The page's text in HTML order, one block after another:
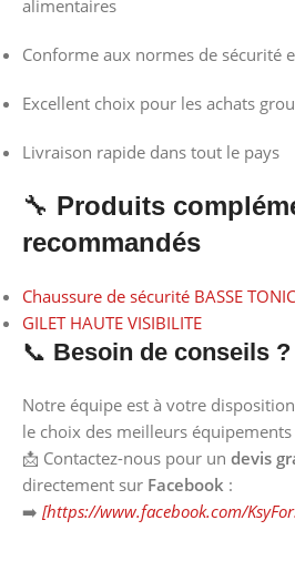
alimentaires
Conforme aux normes de sécurité
Excellent choix pour les achats
Livraison rapide dans tout le pays
🔧 Produits
recommandés
Chaussure de sécurité BASSE
GILET HAUTE VISIBILITE
📞 Besoin de conseils ?
Notre équipe est à votre
le choix des meilleurs
📩 Contactez-nous pour un devis
directement sur Facebook :
➡️ [https://www.facebook.com/